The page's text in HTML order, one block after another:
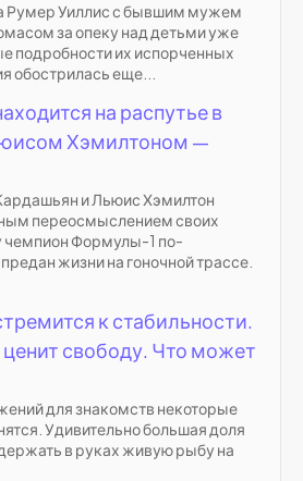
Румер Уиллис с бывшим мужем
за опеку над детьми уже
подробности их испорченных
обострилась еще...
на распутье в
Хэмилтоном —
и Льюис Хэмилтон
переосмыслением своих
чемпион Формулы-1 по-
жизни на гоночной трассе.
к стабильности.
свободу. Что может
для знакомств некоторые
Удивительно большая доля
в руках живую рыбу на